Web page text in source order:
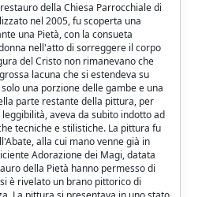
della Chiesa Parrocchiale di
nel 2005, fu scoperta una
una Pietà, con la consueta
nell'atto di sorreggere il corpo
del Cristo non rimanevano che
lacuna che si estendeva su
una porzione delle gambe e una
parte restante della pittura, per
aveva da subito indotto ad
tecniche e stilistiche. La pittura fu
alla cui mano venne già in
Adorazione dei Magi, datata
della Pietà hanno permesso di
è rivelato un brano pittorico di